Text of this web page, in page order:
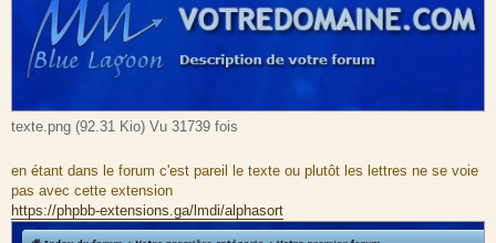
texte.png (92.31 Kio) Vu 31739 fois
en étant dans le forum c'est pareil le texte ou plutôt les lettres ne se voie
pas avec cette extension
https://phpbb-extensions.ga/lmdi/alphasort